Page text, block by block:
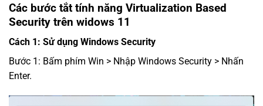
Các bước tắt tính năng Virtualization Based
Security trên widows 11
Cách 1: Sử dụng Windows Security
Bước 1: Bấm phím Win > Nhập Windows Security > Nhấn
Enter.